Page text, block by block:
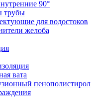
90°
трубы
для водостоков
желоба
вата
пенополистирол